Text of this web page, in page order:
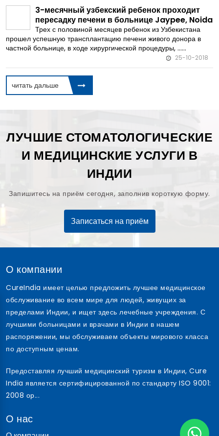
3-месячный узбекский ребенок проходит
пересадку печени в больнице Jaypee, Noida
Трех с половиной месяцев ребенок из Узбекистана
прошел успешную трансплантацию печени живого донора в
частной больнице, в ходе хирургической процедуры, ......
25-10-2018
читать дальше
ЛУЧШИЕ СТОМАТОЛОГИЧЕСКИЕ
И МЕДИЦИНСКИЕ УСЛУГИ В
ИНДИИ
Запишитесь на приём сегодня, заполнив короткую форму.
Записаться на приём
О компании
CureIndia имеет целью предложить лучшее медицинское
обслуживание во всем мире для людей, живущих за
пределами Индии, и ищет здесь лечебные учреждения. С
лучшими больницами и врачами в Индии в нашем
распоряжении, мы обслуживаем объекты мирового класса
по доступным ценам.
Предоставляя лучший медицинский туризм в Индии, Cure
India является сертифицированной по стандарту ISO 9001:
2008 ор...
О нас